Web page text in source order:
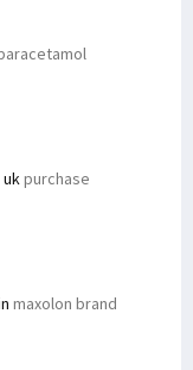
purchase
maxolon brand